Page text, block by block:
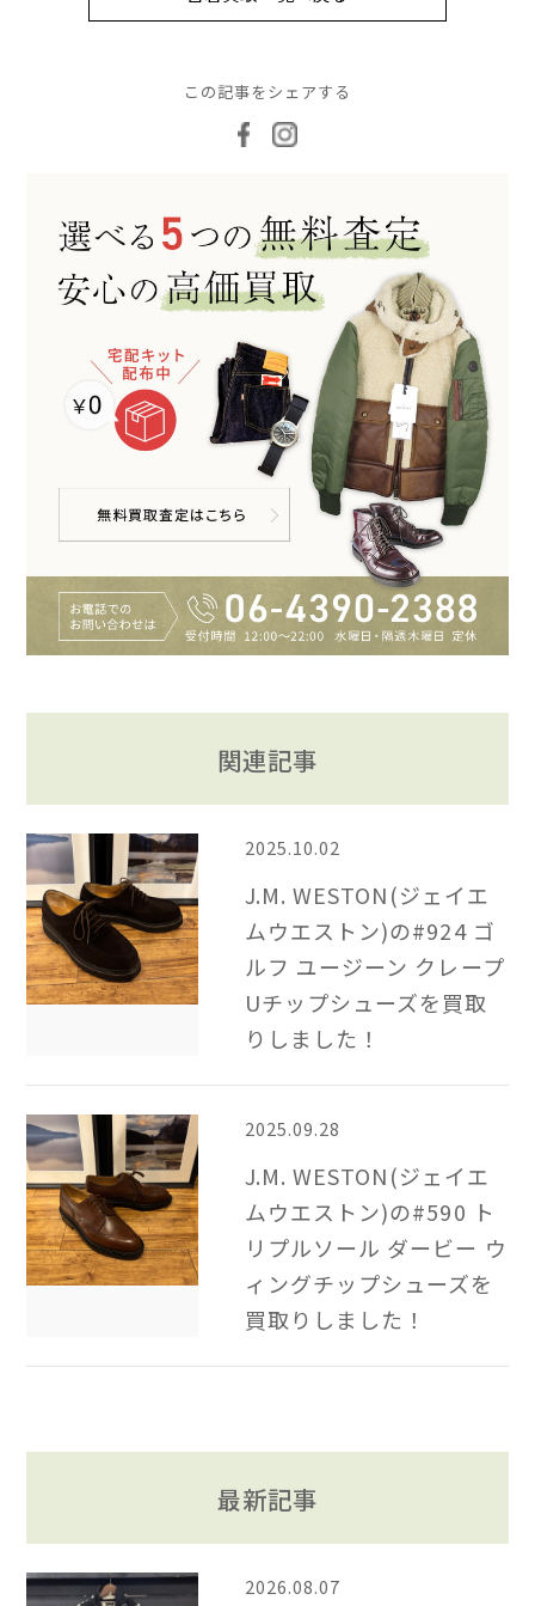
この記事をシェアする
関連記事
2025.10.02
J.M. WESTON(ジェイエ
ムウエストン)の#924 ゴ
ルフ ユージーン クレープ
Uチップシューズを買取
りしました！
2025.09.28
J.M. WESTON(ジェイエ
ムウエストン)の#590 ト
リプルソール ダービー ウ
ィングチップシューズを
買取りしました！
最新記事
2026.08.07